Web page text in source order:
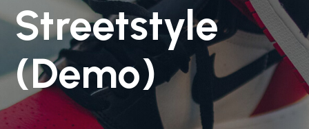
Streetstyle
(Demo)